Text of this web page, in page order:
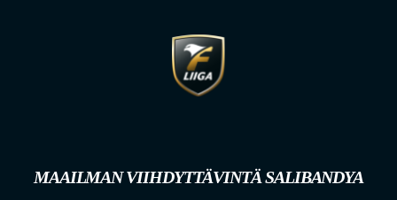
MAAILMAN VIIHDYTTÄVINTÄ SALIBANDYA